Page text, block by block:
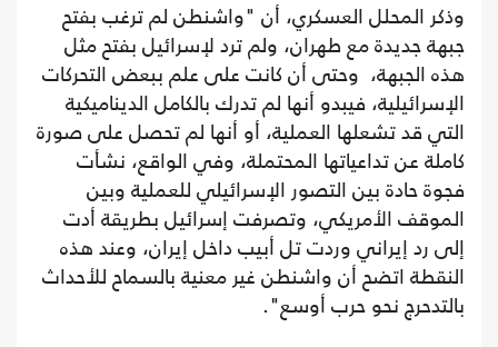
وذكر المحلل العسكري، أن "واشنطن لم ترغب بفتح
جبهة جديدة مع طهران، ولم ترد لإسرائيل بفتح مثل
هذه الجبهة، وحتى أن كانت على علم ببعض التحركات
الإسرائيلية، فيبدو أنها لم تدرك بالكامل الديناميكية
التي قد تشعلها العملية، أو أنها لم تحصل على صورة
كاملة عن تداعياتها المحتملة، وفي الواقع، نشأت
فجوة حادة بين التصور الإسرائيلي للعملية وبين
الموقف الأمريكي، وتصرفت إسرائيل بطريقة أدت
إلى رد إيراني وردت تل أبيب داخل إيران، وعند هذه
النقطة اتضح أن واشنطن غير معنية بالسماح للأحداث
بالتدحرج نحو حرب أوسع".